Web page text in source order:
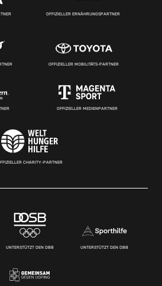
OFFIZIELLER ERNÄHRUNGSPARTNER
OFFIZIELLER MOBILITÄTS-PARTNER
OFFIZIELLER MEDIENPARTNER
CHARITY-PARTNER
UNTERSTÜTZT DEN DBB UNTERSTÜTZT DEN DBB